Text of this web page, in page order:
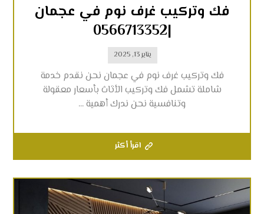
فك وتركيب غرف نوم في عجمان
|0566713352
يناير 13, 2025
فك وتركيب غرف نوم في عجمان نحن نقدم خدمة
شاملة تشمل فك وتركيب الأثاث بأسعار معقولة
وتنافسية نحن ندرك أهمية ...
اقرأ أكثر